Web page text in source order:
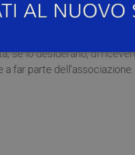
a far parte di AIESEC
se lo desiderano, di
far parte dell’associazione.